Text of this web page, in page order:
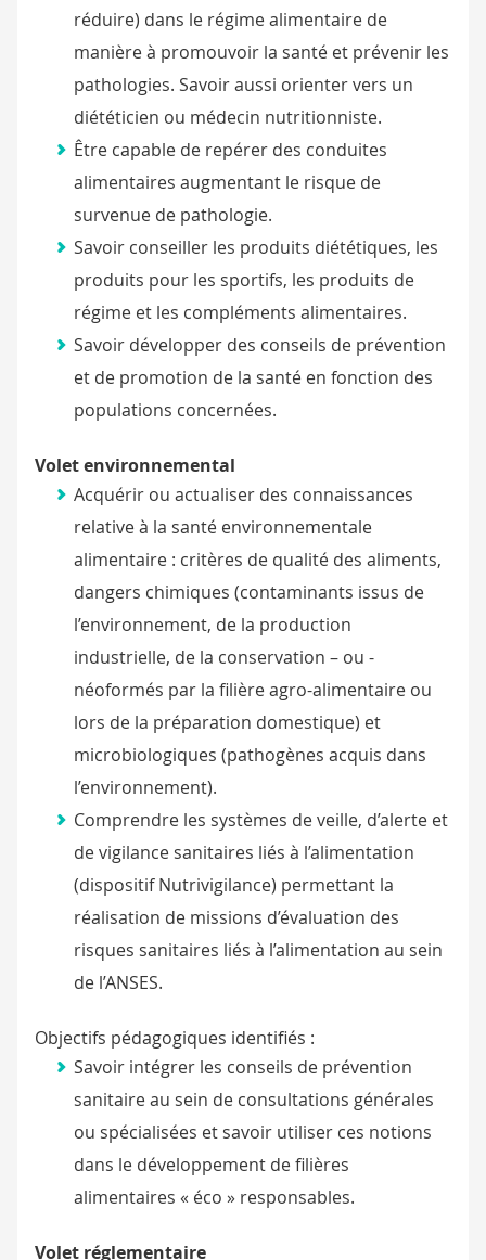
réduire) dans le régime alimentaire de
manière à promouvoir la santé et prévenir les
pathologies. Savoir aussi orienter vers un
diététicien ou médecin nutritionniste.
Être capable de repérer des conduites
alimentaires augmentant le risque de
survenue de pathologie.
Savoir conseiller les produits diététiques, les
produits pour les sportifs, les produits de
régime et les compléments alimentaires.
Savoir développer des conseils de prévention
et de promotion de la santé en fonction des
populations concernées.
Volet environnemental
Acquérir ou actualiser des connaissances
relative à la santé environnementale
alimentaire : critères de qualité des aliments,
dangers chimiques (contaminants issus de
l’environnement, de la production
industrielle, de la conservation – ou -
néoformés par la filière agro-alimentaire ou
lors de la préparation domestique) et
microbiologiques (pathogènes acquis dans
l’environnement).
Comprendre les systèmes de veille, d’alerte et
de vigilance sanitaires liés à l’alimentation
(dispositif Nutrivigilance) permettant la
réalisation de missions d’évaluation des
risques sanitaires liés à l’alimentation au sein
de l’ANSES.
Objectifs pédagogiques identifiés :
Savoir intégrer les conseils de prévention
sanitaire au sein de consultations générales
ou spécialisées et savoir utiliser ces notions
dans le développement de filières
alimentaires « éco » responsables.
Volet réglementaire